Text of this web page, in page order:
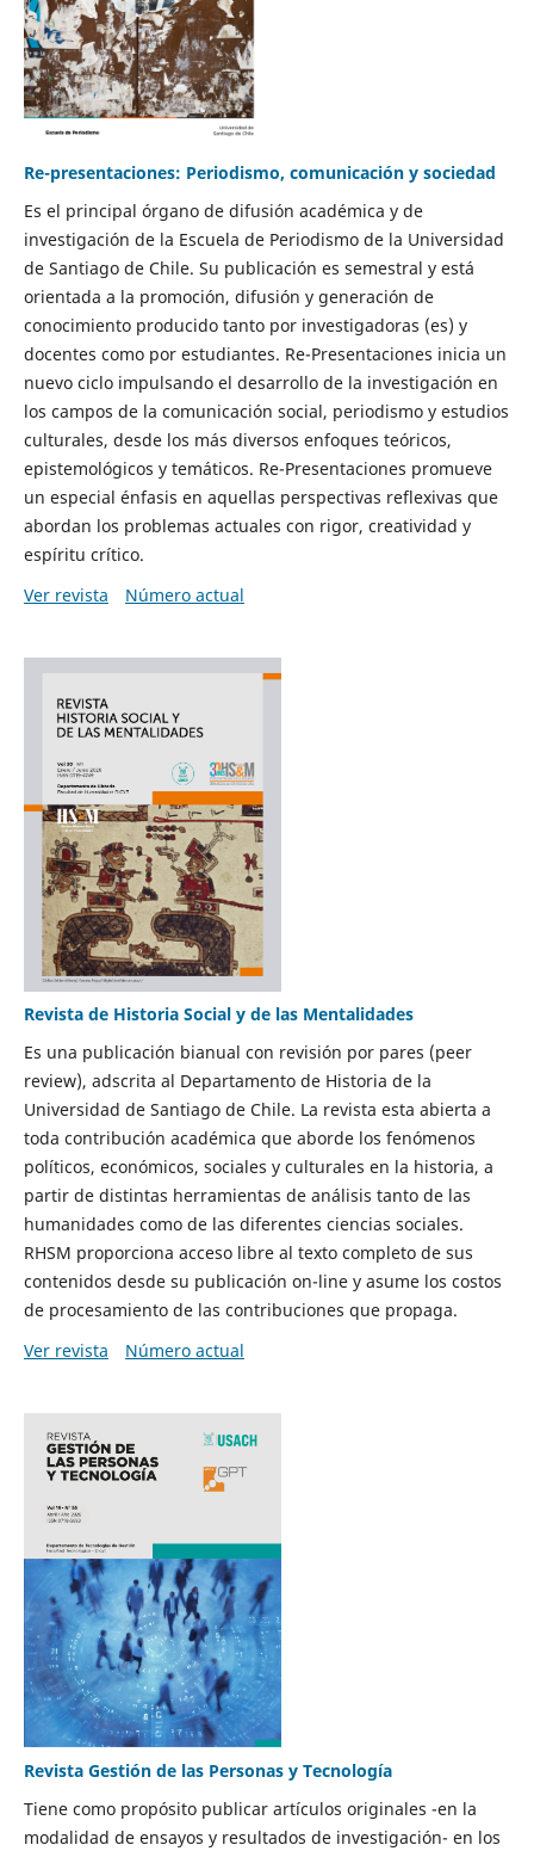
Re-presentaciones: Periodismo, comunicación y sociedad
Es el principal órgano de difusión académica y de
investigación de la Escuela de Periodismo de la Universidad
de Santiago de Chile. Su publicación es semestral y está
orientada a la promoción, difusión y generación de
conocimiento producido tanto por investigadoras (es) y
docentes como por estudiantes. Re-Presentaciones inicia un
nuevo ciclo impulsando el desarrollo de la investigación en
los campos de la comunicación social, periodismo y estudios
culturales, desde los más diversos enfoques teóricos,
epistemológicos y temáticos. Re-Presentaciones promueve
un especial énfasis en aquellas perspectivas reflexivas que
abordan los problemas actuales con rigor, creatividad y
espíritu crítico.
Ver revista
Número actual
Revista de Historia Social y de las Mentalidades
Es una publicación bianual con revisión por pares (peer
review), adscrita al Departamento de Historia de la
Universidad de Santiago de Chile. La revista esta abierta a
toda contribución académica que aborde los fenómenos
políticos, económicos, sociales y culturales en la historia, a
partir de distintas herramientas de análisis tanto de las
humanidades como de las diferentes ciencias sociales.
RHSM proporciona acceso libre al texto completo de sus
contenidos desde su publicación on-line y asume los costos
de procesamiento de las contribuciones que propaga.
Ver revista
Número actual
Revista Gestión de las Personas y Tecnología
Tiene como propósito publicar artículos originales -en la
modalidad de ensayos y resultados de investigación- en los